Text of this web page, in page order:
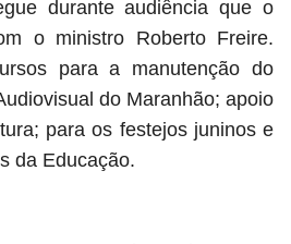
durante audiência que o
o ministro Roberto Freire.
para a manutenção do
do Maranhão; apoio
para os festejos juninos e
da Educação.